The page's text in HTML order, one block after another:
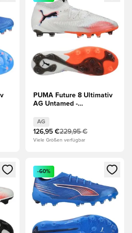
PUMA Future 8 Ultimativ
AG Untamed -
AG
126,95 €229,95 €
Viele Größen verfügbar
zum Anmelden oder Registrieren
Öffnet ein neues Fenster
-60%